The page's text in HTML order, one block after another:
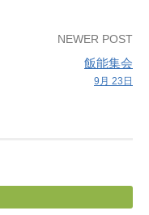
NEWER POST
飯能集会
9月 23日